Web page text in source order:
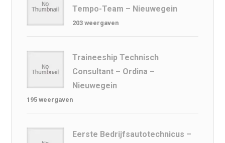
Tempo-Team – Nieuwegein
203 weergaven
Traineeship Technisch
Consultant – Ordina –
Nieuwegein
195 weergaven
Eerste Bedrijfsautotechnicus –